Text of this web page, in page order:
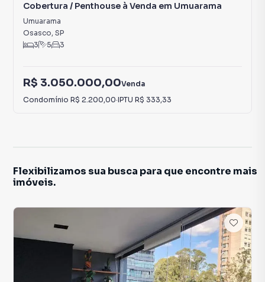
Cobertura / Penthouse à Venda em Umuarama
Umuarama
Osasco, SP
3
5 3
R$ 3.050.000,00Venda
Condomínio R$ 2.200,00·IPTU R$ 333,33
Flexibilizamos sua busca para que encontre mais
imóveis.